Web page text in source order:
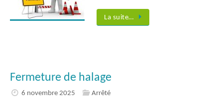
La suite…
Fermeture de halage
6 novembre 2025 Arrêté